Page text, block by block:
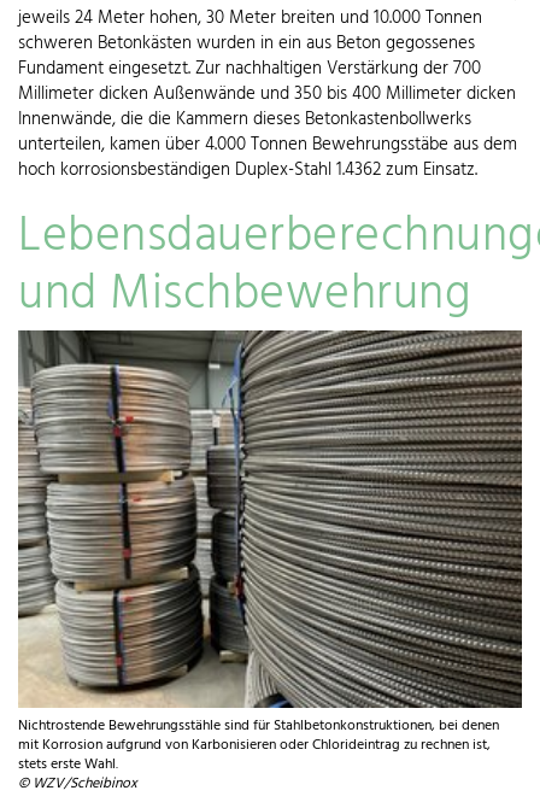
jeweils 24 Meter hohen, 30 Meter breiten und 10.000 Tonnen
schweren Betonkästen wurden in ein aus Beton gegossenes
Fundament eingesetzt. Zur nachhaltigen Verstärkung der 700
Millimeter dicken Außenwände und 350 bis 400 Millimeter dicken
Innenwände, die die Kammern dieses Betonkastenbollwerks
unterteilen, kamen über 4.000 Tonnen Bewehrungsstäbe aus dem
hoch korrosionsbeständigen Duplex-Stahl 1.4362 zum Einsatz.
und Mischbewehrung
Nichtrostende Bewehrungsstähle sind für Stahlbetonkonstruktionen, bei denen
mit Korrosion aufgrund von Karbonisieren oder Chlorideintrag zu rechnen ist,
stets erste Wahl.
© WZV/Scheibinox